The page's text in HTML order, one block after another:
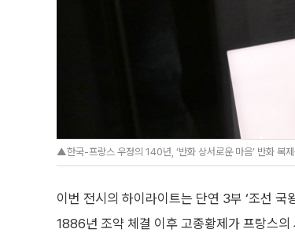
▲한국-프랑스 우정의 140년, ‘반화 상서로운 마음’ 반화 복
이번 전시의 하이라이트는 단연 3부 ‘조선 국
1886년 조약 체결 이후 고종황제가 프랑스의